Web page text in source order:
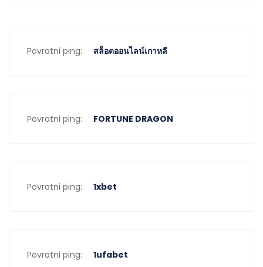
Povratni ping: สล็อตออนไลน์เกาหลี
Povratni ping: FORTUNE DRAGON
Povratni ping: 1xbet
Povratni ping: 1ufabet